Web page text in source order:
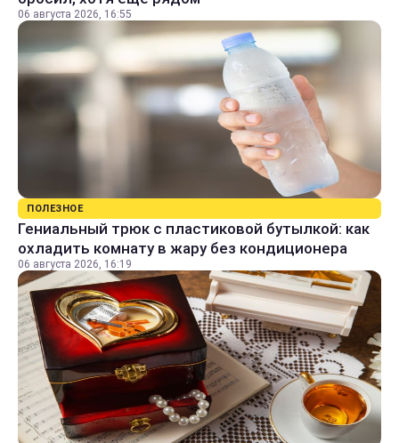
06 августа 2026, 16:55
ПОЛЕЗНОЕ
Гениальный трюк с пластиковой бутылкой: как
охладить комнату в жару без кондиционера
06 августа 2026, 16:19